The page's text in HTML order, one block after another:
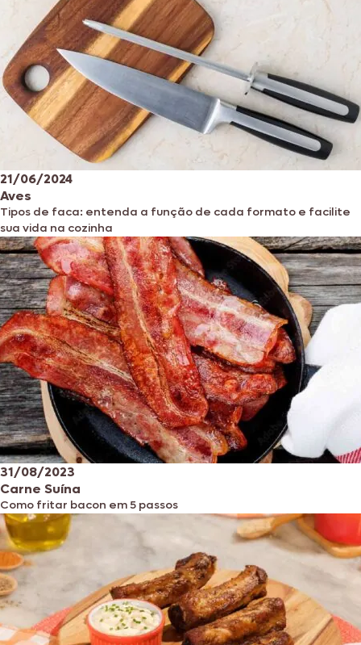
21/06/2024
Aves
Tipos de faca: entenda a função de cada formato e facilite
sua vida na cozinha
31/08/2023
Carne Suína
Como fritar bacon em 5 passos